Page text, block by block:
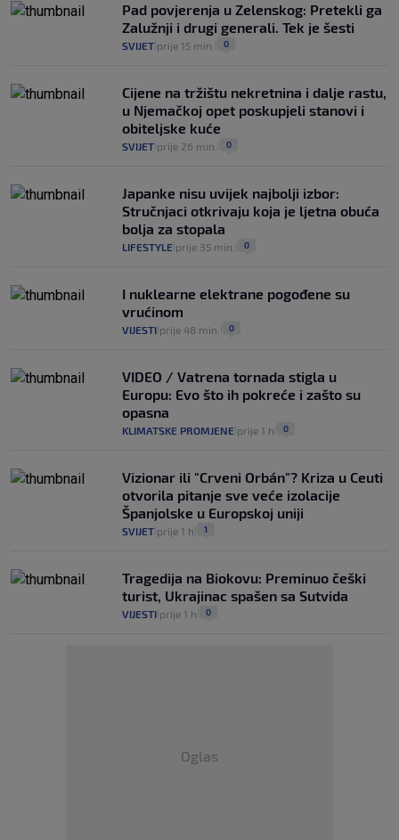
Pad povjerenja u Zelenskog: Pretekli ga
Zalužnji i drugi generali. Tek je šesti
SVIJET prije 15 min. 0
Cijene na tržištu nekretnina i dalje rastu,
u Njemačkoj opet poskupjeli stanovi i
obiteljske kuće
SVIJET prije 26 min. 0
Japanke nisu uvijek najbolji izbor:
Stručnjaci otkrivaju koja je ljetna obuća
bolja za stopala
LIFESTYLE prije 35 min. 0
I nuklearne elektrane pogođene su
vrućinom
VIJESTI prije 48 min. 0
VIDEO / Vatrena tornada stigla u
Europu: Evo što ih pokreće i zašto su
opasna
KLIMATSKE PROMJENE prije 1 h 0
Vizionar ili "Crveni Orbán"? Kriza u Ceuti
otvorila pitanje sve veće izolacije
Španjolske u Europskoj uniji
SVIJET prije 1 h 1
Tragedija na Biokovu: Preminuo češki
turist, Ukrajinac spašen sa Sutvida
VIJESTI prije 1 h 0
Oglas